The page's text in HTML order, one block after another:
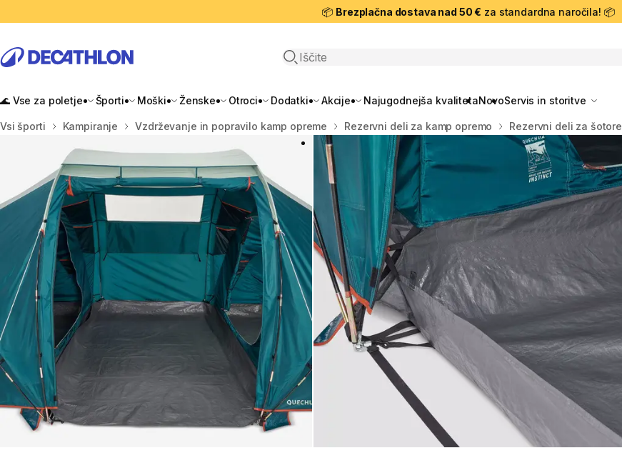
📦 Brezplačna dostava nad 50 € za standardna naročila! 📦
Odpri iskanje
🌊 Vse za poletje Športi Moški Ženske Otroci Dodatki Akcije Najugodnejša kvalitetaNovoServis in storitve
Domov
Vsi športi Kampiranje Vzdrževanje in popravilo kamp opreme Rezervni deli za kamp opremo Rezervni deli za šotore